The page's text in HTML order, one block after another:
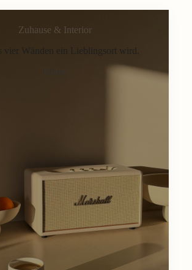
Zuhause & Interior
vier Wänden ein Lieblingsort wird.